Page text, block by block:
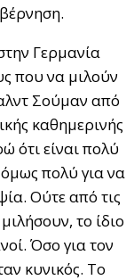
Γερμανία
που να μιλούν
Σούμαν από
καθημερινής
ότι είναι πολύ
πολύ για να
Ούτε από τις
το ίδιο
Όσο για τον
κυνικός. Το